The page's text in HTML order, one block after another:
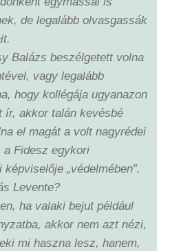
de legalább olvasgassák
Balázs beszélgetett volna
vagy legalább
hogy kollégája ugyanazon
ír, akkor talán kevésbé
el magát a volt nagyrédei
a Fidesz egykori
„védelmében”.
Levente?
ha valaki bejut például
akkor nem azt nézi,
mi haszna lesz, hanem,